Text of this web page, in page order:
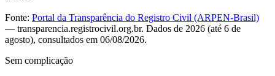
Fonte: Portal da Transparência do Registro Civil (ARPEN-Brasil)
— transparencia.registrocivil.org.br. Dados de 2026 (até 6 de
agosto), consultados em 06/08/2026.
Sem complicação